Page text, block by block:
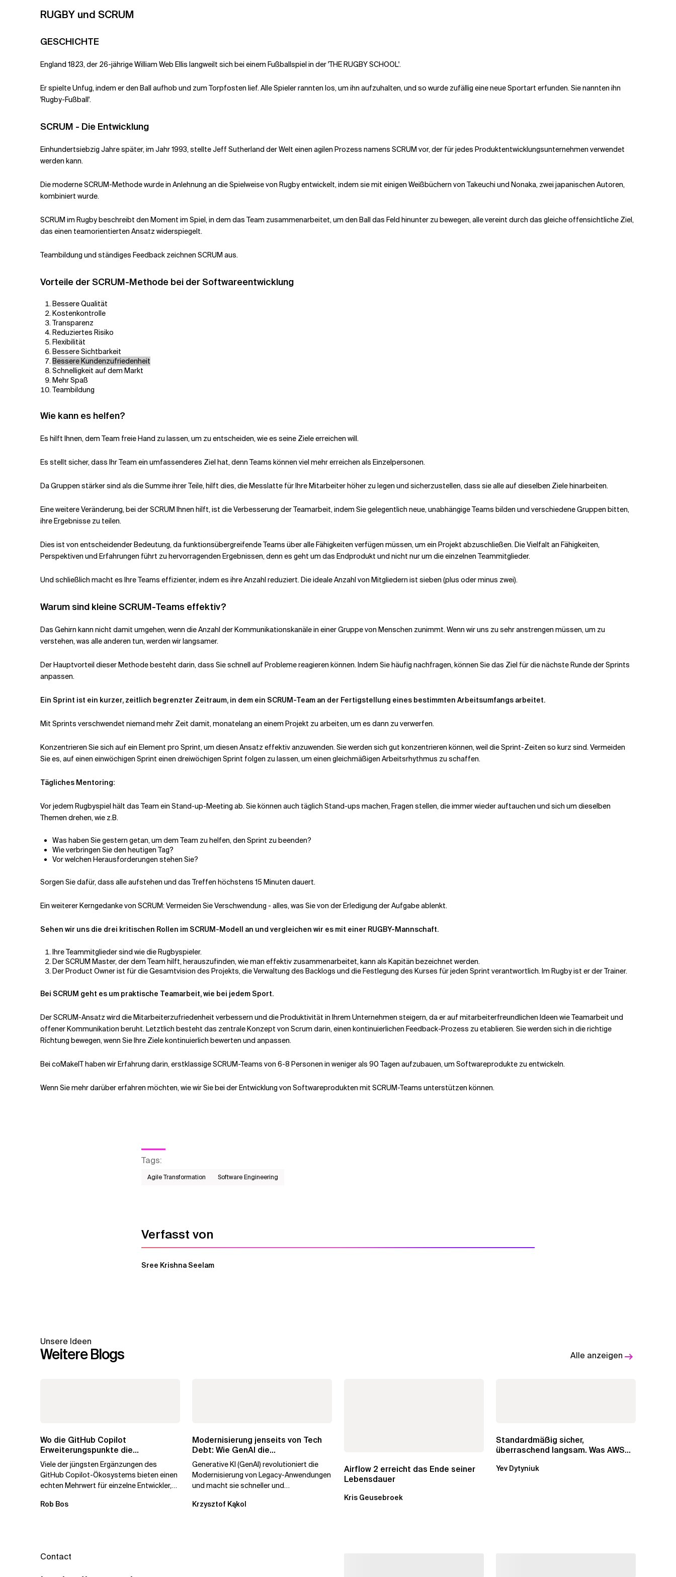
RUGBY und SCRUM
GESCHICHTE
England 1823, der 26-jährige William Web Ellis langweilt sich bei einem Fußballspiel in der 'THE RUGBY SCHOOL'.
Er spielte Unfug, indem er den Ball aufhob und zum Torpfosten lief. Alle Spieler rannten los, um ihn aufzuhalten, und so wurde zufällig eine neue Sportart erfunden. Sie nannten ihn
'Rugby-Fußball'.
SCRUM - Die Entwicklung
Einhundertsiebzig Jahre später, im Jahr 1993, stellte Jeff Sutherland der Welt einen agilen Prozess namens SCRUM vor, der für jedes Produktentwicklungsunternehmen verwendet
werden kann.
Die moderne SCRUM-Methode wurde in Anlehnung an die Spielweise von Rugby entwickelt, indem sie mit einigen Weißbüchern von Takeuchi und Nonaka, zwei japanischen Autoren,
kombiniert wurde.
SCRUM im Rugby beschreibt den Moment im Spiel, in dem das Team zusammenarbeitet, um den Ball das Feld hinunter zu bewegen, alle vereint durch das gleiche offensichtliche Ziel,
das einen teamorientierten Ansatz widerspiegelt.
Teambildung und ständiges Feedback zeichnen SCRUM aus.
Vorteile der SCRUM-Methode bei der Softwareentwicklung
Bessere Qualität
Kostenkontrolle
Transparenz
Reduziertes Risiko
Flexibilität
Bessere Sichtbarkeit
Bessere Kundenzufriedenheit
Schnelligkeit auf dem Markt
Mehr Spaß
Teambildung
Wie kann es helfen?
Es hilft Ihnen, dem Team freie Hand zu lassen, um zu entscheiden, wie es seine Ziele erreichen will.
Es stellt sicher, dass Ihr Team ein umfassenderes Ziel hat, denn Teams können viel mehr erreichen als Einzelpersonen.
Da Gruppen stärker sind als die Summe ihrer Teile, hilft dies, die Messlatte für Ihre Mitarbeiter höher zu legen und sicherzustellen, dass sie alle auf dieselben Ziele hinarbeiten.
Eine weitere Veränderung, bei der SCRUM Ihnen hilft, ist die Verbesserung der Teamarbeit, indem Sie gelegentlich neue, unabhängige Teams bilden und verschiedene Gruppen bitten,
ihre Ergebnisse zu teilen.
Dies ist von entscheidender Bedeutung, da funktionsübergreifende Teams über alle Fähigkeiten verfügen müssen, um ein Projekt abzuschließen. Die Vielfalt an Fähigkeiten,
Perspektiven und Erfahrungen führt zu hervorragenden Ergebnissen, denn es geht um das Endprodukt und nicht nur um die einzelnen Teammitglieder.
Und schließlich macht es Ihre Teams effizienter, indem es ihre Anzahl reduziert. Die ideale Anzahl von Mitgliedern ist sieben (plus oder minus zwei).
Warum sind kleine SCRUM-Teams effektiv?
Das Gehirn kann nicht damit umgehen, wenn die Anzahl der Kommunikationskanäle in einer Gruppe von Menschen zunimmt. Wenn wir uns zu sehr anstrengen müssen, um zu
verstehen, was alle anderen tun, werden wir langsamer.
Der Hauptvorteil dieser Methode besteht darin, dass Sie schnell auf Probleme reagieren können. Indem Sie häufig nachfragen, können Sie das Ziel für die nächste Runde der Sprints
anpassen.
Ein Sprint ist ein kurzer, zeitlich begrenzter Zeitraum, in dem ein SCRUM-Team an der Fertigstellung eines bestimmten Arbeitsumfangs arbeitet.
Mit Sprints verschwendet niemand mehr Zeit damit, monatelang an einem Projekt zu arbeiten, um es dann zu verwerfen.
Konzentrieren Sie sich auf ein Element pro Sprint, um diesen Ansatz effektiv anzuwenden. Sie werden sich gut konzentrieren können, weil die Sprint-Zeiten so kurz sind. Vermeiden
Sie es, auf einen einwöchigen Sprint einen dreiwöchigen Sprint folgen zu lassen, um einen gleichmäßigen Arbeitsrhythmus zu schaffen.
Tägliches Mentoring:
Vor jedem Rugbyspiel hält das Team ein Stand-up-Meeting ab. Sie können auch täglich Stand-ups machen, Fragen stellen, die immer wieder auftauchen und sich um dieselben
Themen drehen, wie z.B.
Was haben Sie gestern getan, um dem Team zu helfen, den Sprint zu beenden?
Wie verbringen Sie den heutigen Tag?
Vor welchen Herausforderungen stehen Sie?
Sorgen Sie dafür, dass alle aufstehen und das Treffen höchstens 15 Minuten dauert.
Ein weiterer Kerngedanke von SCRUM: Vermeiden Sie Verschwendung - alles, was Sie von der Erledigung der Aufgabe ablenkt.
Sehen wir uns die drei kritischen Rollen im SCRUM-Modell an und vergleichen wir es mit einer RUGBY-Mannschaft.
Ihre Teammitglieder sind wie die Rugbyspieler.
Der SCRUM Master, der dem Team hilft, herauszufinden, wie man effektiv zusammenarbeitet, kann als Kapitän bezeichnet werden.
Der Product Owner ist für die Gesamtvision des Projekts, die Verwaltung des Backlogs und die Festlegung des Kurses für jeden Sprint verantwortlich. Im Rugby ist er der Trainer.
Bei SCRUM geht es um praktische Teamarbeit, wie bei jedem Sport.
Der SCRUM-Ansatz wird die Mitarbeiterzufriedenheit verbessern und die Produktivität in Ihrem Unternehmen steigern, da er auf mitarbeiterfreundlichen Ideen wie Teamarbeit und
offener Kommunikation beruht. Letztlich besteht das zentrale Konzept von Scrum darin, einen kontinuierlichen Feedback-Prozess zu etablieren. Sie werden sich in die richtige
Richtung bewegen, wenn Sie Ihre Ziele kontinuierlich bewerten und anpassen.
Bei coMakeIT haben wir Erfahrung darin, erstklassige SCRUM-Teams von 6-8 Personen in weniger als 90 Tagen aufzubauen, um Softwareprodukte zu entwickeln.
Wenn Sie mehr darüber erfahren möchten, wie wir Sie bei der Entwicklung von Softwareprodukten mit SCRUM-Teams unterstützen können.
Tags:
Agile Transformation Software Engineering
Verfasst von
Sree Krishna Seelam
Unsere Ideen
Weitere Blogs Alle anzeigen
Wo die GitHub Copilot
Erweiterungspunkte die
Governance brechen
Viele der jüngsten Ergänzungen des
GitHub Copilot-Ökosystems bieten einen
echten Mehrwert für einzelne Entwickler,
Rob Bos
Modernisierung jenseits von Tech
Debt: Wie GenAI die
Unternehmenstransformation...
Generative KI (GenAI) revolutioniert die
Modernisierung von Legacy-Anwendungen
und macht sie schneller und
Automatisierung...
Krzysztof Kąkol
Airflow 2 erreicht das Ende seiner
Lebensdauer
Kris Geusebroek
Standardmäßig sicher,
überraschend langsam. Was AWS
Yev Dytyniuk
Contact